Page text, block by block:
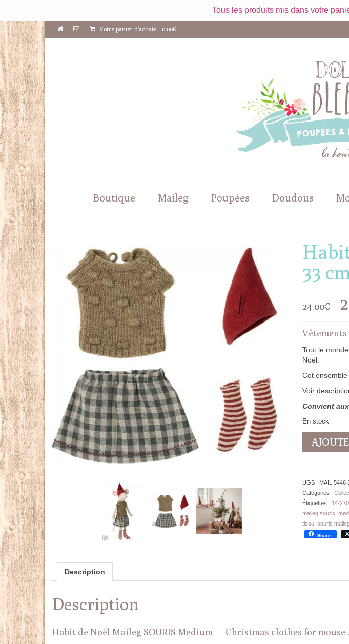
Tous les produits mis dans votre
Votre panier d'achats - 0.00€
Boutique Maileg Poupées Doudous
33
24.00€
Tout le
Noël.
Cet ensemble
Voir
Convient
En stock
Souris
MEDIUM
cm
UGS : MAIL 5446
Catégories :
Étiquettes : 14-
maileg souris
tissu, souris
Share
Description
Description
Habit de Noël Maileg SOURIS Medium – Christmas clothes for mouse